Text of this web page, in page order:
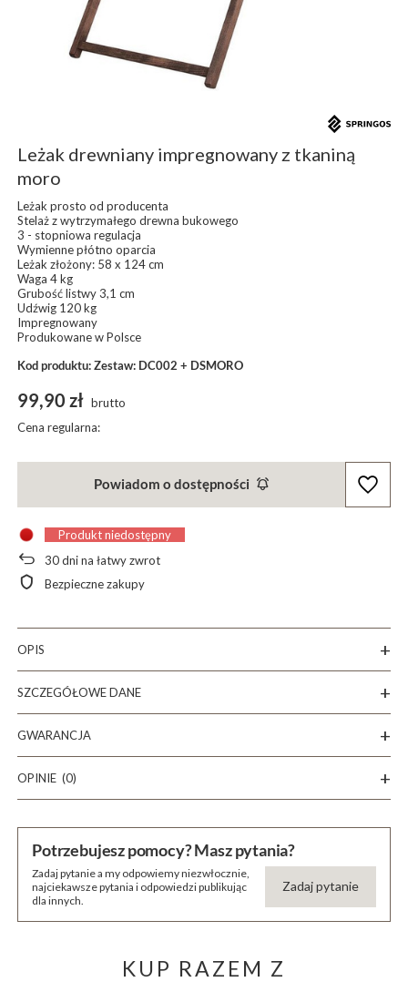
Leżak drewniany impregnowany z tkaniną
moro
Leżak prosto od producenta
Stelaż z wytrzymałego drewna bukowego
3 - stopniowa regulacja
Wymienne płótno oparcia
Leżak złożony: 58 x 124 cm
Waga 4 kg
Grubość listwy 3,1 cm
Udźwig 120 kg
Impregnowany
Produkowane w Polsce
Kod produktu: Zestaw: DC002 + DSMORO
99,90 zł brutto
Cena regularna:
Powiadom o dostępności
Produkt niedostępny
30dni na łatwy zwrot
Bezpieczne zakupy
OPIS
SZCZEGÓŁOWE DANE
GWARANCJA
OPINIE (0)
Potrzebujesz pomocy? Masz pytania?
Zadaj pytanie a my odpowiemy niezwłocznie,
najciekawsze pytania i odpowiedzi publikując
dla innych.
Zadaj pytanie
KUP RAZEM Z